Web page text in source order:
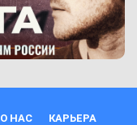
О НАС
КАРЬЕРА